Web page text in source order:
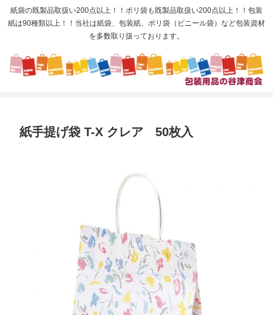
紙袋の既製品取扱い200点以上！！ポリ袋も既製品取扱い200点以上！！包装
紙は90種類以上！！当社は紙袋、包装紙、ポリ袋（ビニール袋）など包装資材
を多数取り扱っております。
紙手提げ袋 T-X クレア 50枚入